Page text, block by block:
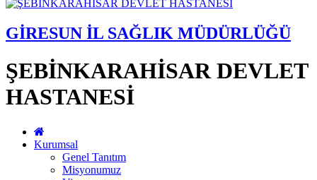
GİRESUN İL SAĞLIK MÜDÜRLÜĞÜ
ŞEBİNKARAHİSAR DEVLET
HASTANESİ
Kurumsal
Genel Tanıtım
Misyonumuz